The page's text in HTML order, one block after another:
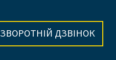
ЗВОРОТНІЙ ДЗВІНОК